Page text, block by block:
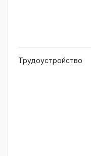
Трудоустройство